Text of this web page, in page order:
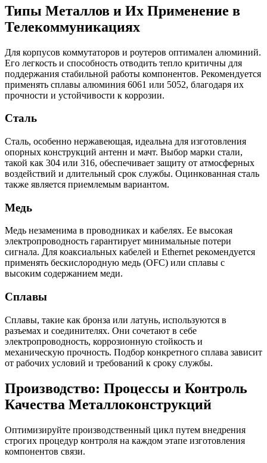
Типы Металлов и Их Применение в
Телекоммуникациях
Для корпусов коммутаторов и роутеров оптимален алюминий.
Его легкость и способность отводить тепло критичны для
поддержания стабильной работы компонентов. Рекомендуется
применять сплавы алюминия 6061 или 5052, благодаря их
прочности и устойчивости к коррозии.
Сталь
Сталь, особенно нержавеющая, идеальна для изготовления
опорных конструкций антенн и мачт. Выбор марки стали,
такой как 304 или 316, обеспечивает защиту от атмосферных
воздействий и длительный срок службы. Оцинкованная сталь
также является приемлемым вариантом.
Медь
Медь незаменима в проводниках и кабелях. Ее высокая
электропроводность гарантирует минимальные потери
сигнала. Для коаксиальных кабелей и Ethernet рекомендуется
применять бескислородную медь (OFC) или сплавы с
высоким содержанием меди.
Сплавы
Сплавы, такие как бронза или латунь, используются в
разъемах и соединителях. Они сочетают в себе
электропроводность, коррозионную стойкость и
механическую прочность. Подбор конкретного сплава зависит
от рабочих условий и требований к сроку службы.
Производство: Процессы и Контроль
Качества Металлоконструкций
Оптимизируйте производственный цикл путем внедрения
строгих процедур контроля на каждом этапе изготовления
компонентов связи.